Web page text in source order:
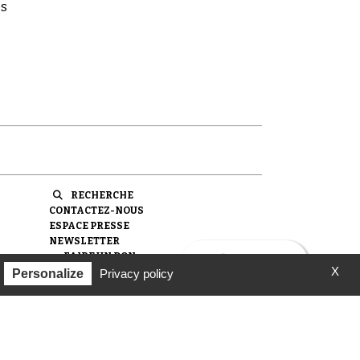
RECHERCHE
CONTACTEZ-NOUS
ESPACE PRESSE
NEWSLETTER
FAIRE UN DON
X
Personalize Privacy policy